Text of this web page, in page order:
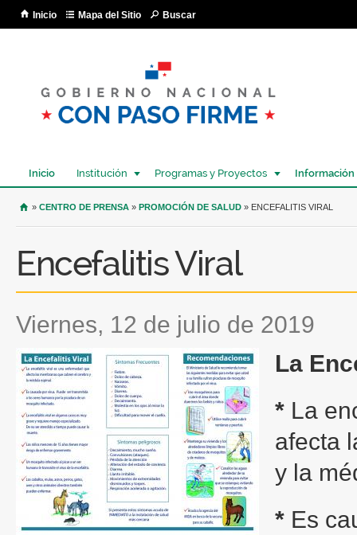
Inicio Mapa del Sitio Buscar
Inicio Institución Programas y Proyectos Información
USTED SE ENCUENTRA AQUÍ
» CENTRO DE PRENSA » PROMOCIÓN DE SALUD » ENCEFALITIS VIRAL
Encefalitis Viral
viernes, 12 de julio de 2019
La
* La
afecta
y la
* Es